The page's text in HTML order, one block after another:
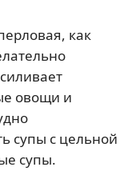
как
овощи и
супы с цельной
супы.